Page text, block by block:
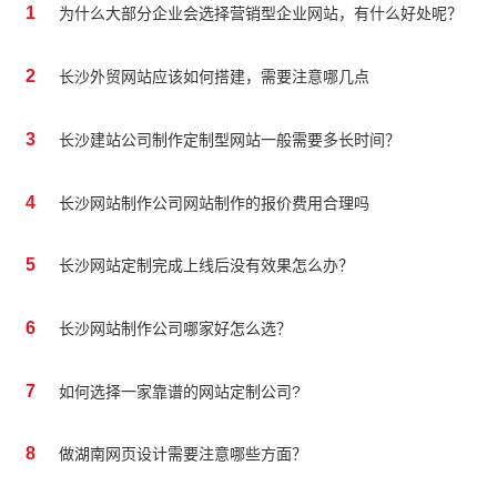
1 为什么大部分企业会选择营销型企业网站，有什么好处呢？
2 长沙外贸网站应该如何搭建，需要注意哪几点
3 长沙建站公司制作定制型网站一般需要多长时间？
4 长沙网站制作公司网站制作的报价费用合理吗
5 长沙网站定制完成上线后没有效果怎么办？
6 长沙网站制作公司哪家好怎么选？
7 如何选择一家靠谱的网站定制公司?
8 做湖南网页设计需要注意哪些方面？